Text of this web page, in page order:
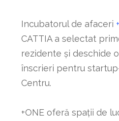
Incubatorul de afaceri
CATTIA a selectat
rezidente și deschide
înscrieri pentru
Centru.
+ONE oferă spații de